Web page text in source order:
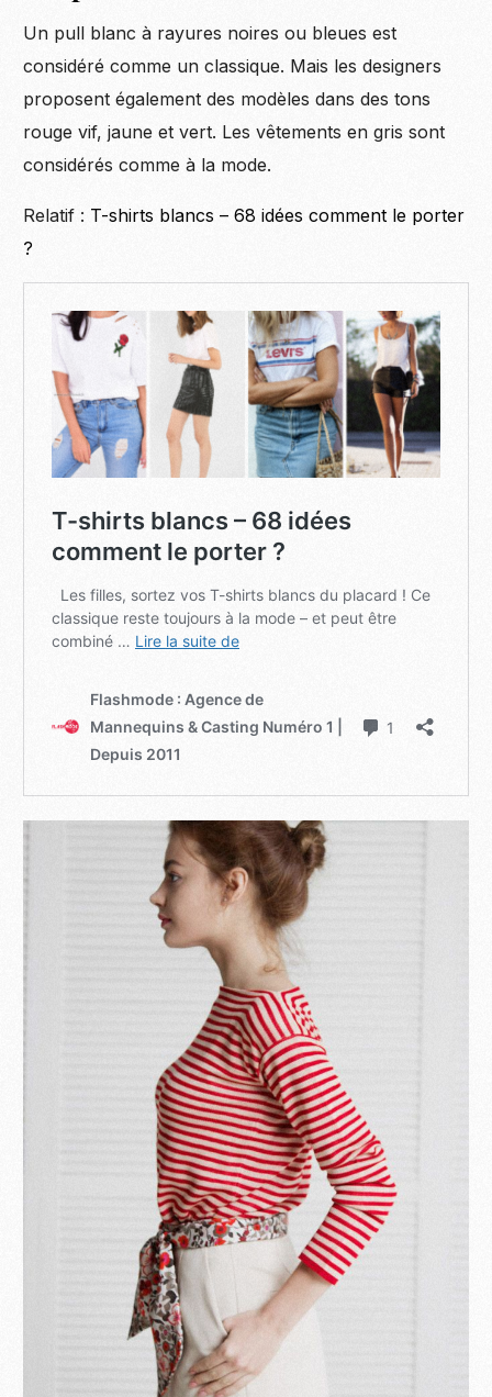
Un pull blanc à rayures noires ou bleues est
considéré comme un classique. Mais les designers
proposent également des modèles dans des tons
rouge vif, jaune et vert. Les vêtements en gris sont
considérés comme à la mode.
Relatif : T-shirts blancs – 68 idées comment le porter
?